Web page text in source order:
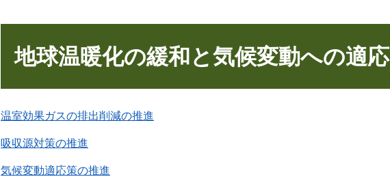
地球温暖化の緩和と気候変動への適応
温室効果ガスの排出削減の推進
吸収源対策の推進
気候変動適応策の推進